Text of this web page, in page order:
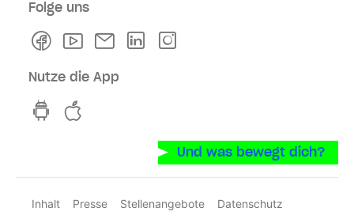
Folge uns
FacebookYoutubeNewsletterLinkedln
Nutze die App
hvv switch App auf GooglePlay
Und was bewegt dich?
Inhalt Presse Stellenangebote
Datenschutz